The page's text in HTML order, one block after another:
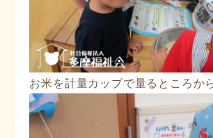
お米を計量カップで量るところか